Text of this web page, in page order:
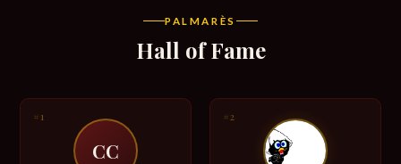
PALMARÈS
Hall of Fame
#1
CC
#2